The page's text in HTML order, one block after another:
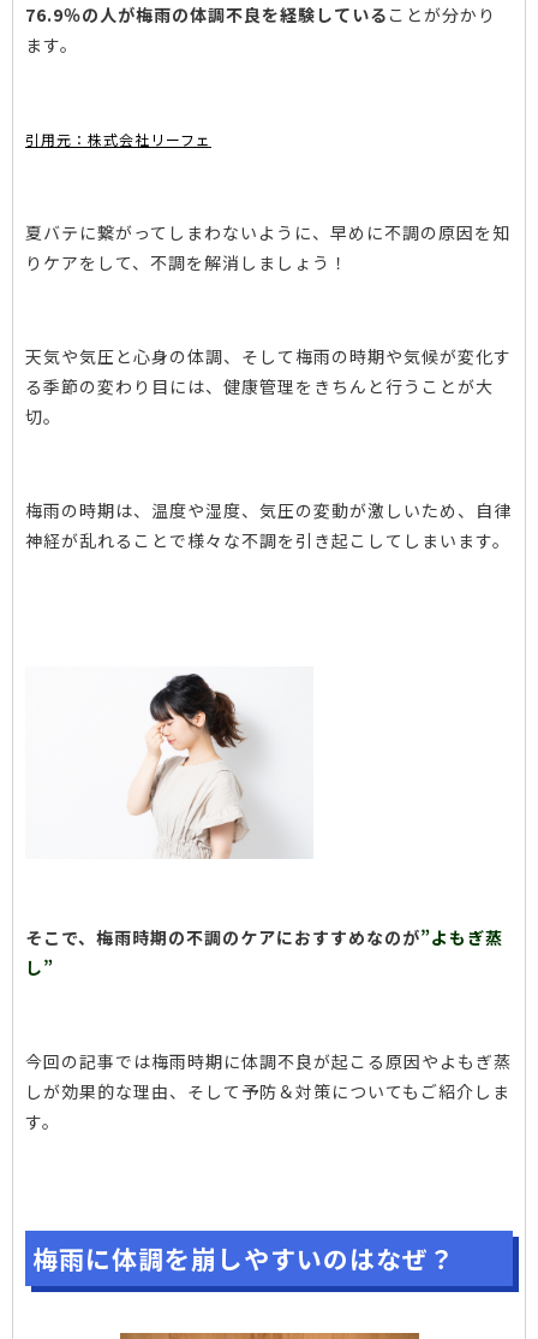
76.9％の人が梅雨の体調不良を経験している ことが分かり
ます。
引用元：株式会社リーフェ
夏バテに繋がってしまわないように、早めに不調の原因を知
りケアをして、不調を解消しましょう！
天気や気圧と心身の体調、そして梅雨の時期や気候が変化す
る季節の変わり目には、健康管理をきちんと行うことが大
切。
梅雨の時期は、温度や湿度、気圧の変動が激しいため、自律
神経が乱れることで様々な不調を引き起こしてしまいます。
そこで、梅雨時期の不調のケアにおすすめなのが”よもぎ蒸
し”
今回の記事では梅雨時期に体調不良が起こる原因やよもぎ蒸
しが効果的な理由、そして予防＆対策についてもご紹介しま
す。
梅雨に体調を崩しやすいのはなぜ？